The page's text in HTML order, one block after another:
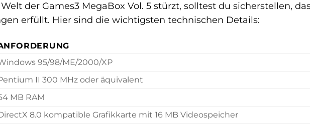
der Games3 MegaBox Vol. 5 stürzt, solltest du sicherstellen,
erfüllt. Hier sind die wichtigsten technischen Details:
95/98/ME/2000/XP
II 300 MHz oder äquivalent
MB RAM
8.0 kompatible Grafikkarte mit 16 MB Videospeicher